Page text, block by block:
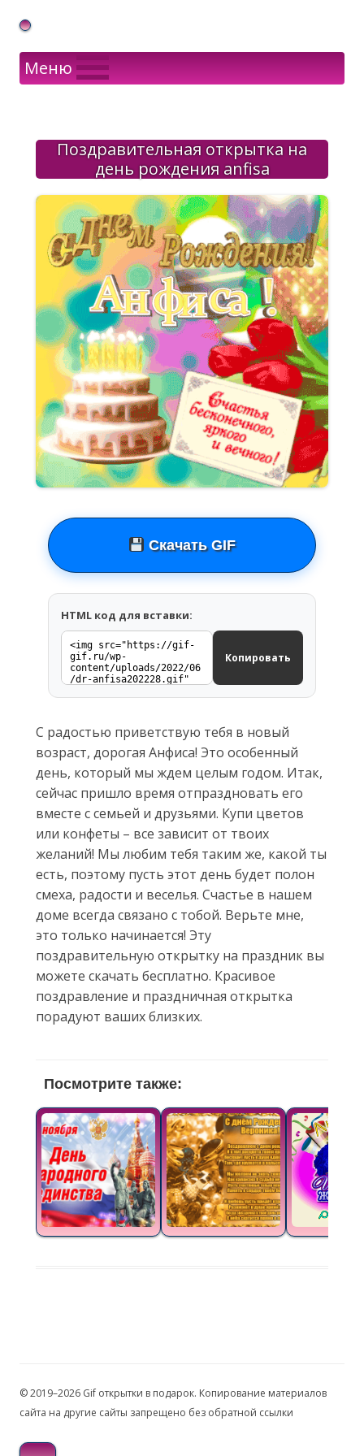
Gif Открытки в подарок
Меню
Поздравительная открытка на
день рождения anfisa
Скачать GIF
HTML код для вставки:
Копировать
С радостью приветствую тебя в новый
возраст, дорогая Анфиса! Это особенный
день, который мы ждем целым годом. Итак,
сейчас пришло время отпраздновать его
вместе с семьей и друзьями. Купи цветов
или конфеты – все зависит от твоих
желаний! Мы любим тебя таким же, какой ты
есть, поэтому пусть этот день будет полон
смеха, радости и веселья. Счастье в нашем
доме всегда связано с тобой. Верьте мне,
это только начинается! Эту
поздравительную открытку на праздник вы
можете скачать бесплатно. Красивое
поздравление и праздничная открытка
порадуют ваших близких.
Посмотрите также:
© 2019–2026 Gif открытки в подарок. Копирование материалов
сайта на другие сайты запрещено без обратной ссылки